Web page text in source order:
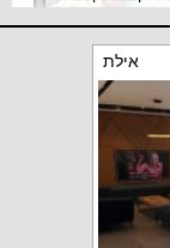
אילת